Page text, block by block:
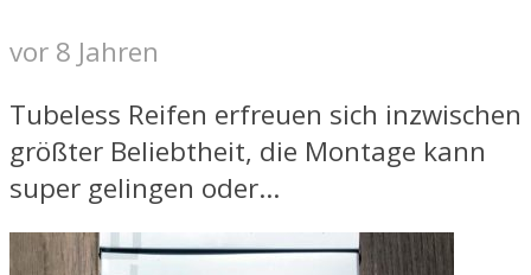
vor 8 Jahren
Tubeless Reifen erfreuen sich inzwischen
größter Beliebtheit, die Montage kann
super gelingen oder...